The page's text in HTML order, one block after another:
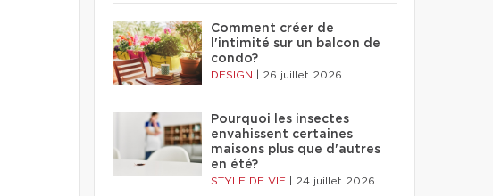
Comment créer de
l'intimité sur un balcon de
condo?
DESIGN 26 juillet 2026
Pourquoi les insectes
envahissent certaines
maisons plus que d'autres
en été?
STYLE DE VIE 24 juillet 2026